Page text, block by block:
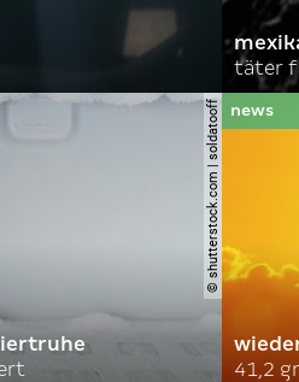
täter
© shutterstock.com | soldatooff
41,2